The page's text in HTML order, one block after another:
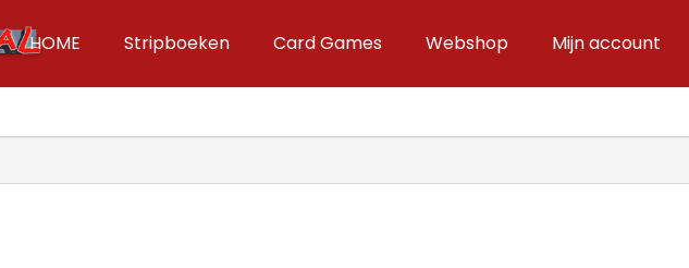
HOME Stripboeken Card Games Webshop Mijn account